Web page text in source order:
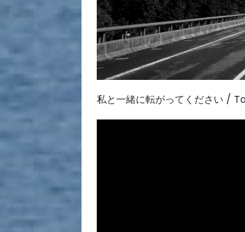
私と一緒に転がってください /